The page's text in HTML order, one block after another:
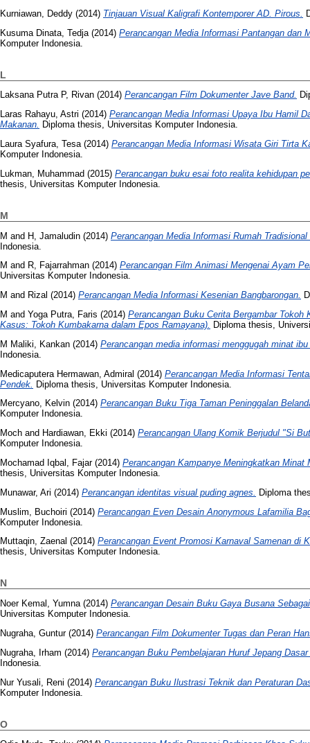
Kurniawan, Deddy (2014) Tinjauan Visual Kaligrafi Kontemporer AD. Pirous.
Kusuma Dinata, Tedja (2014) Perancangan Media Informasi Pantangan dan
Komputer Indonesia.
L
Laksana Putra P, Rivan (2014) Perancangan Film Dokumenter Jave Band.
Laras Rahayu, Astri (2014) Perancangan Media Informasi Upaya Ibu Hamil
Makanan. Diploma thesis, Universitas Komputer Indonesia.
Laura Syafura, Tesa (2014) Perancangan Media Informasi Wisata Giri Tirta
Komputer Indonesia.
Lukman, Muhammad (2015) Perancangan buku esai foto realita kehidupan
thesis, Universitas Komputer Indonesia.
M
M and H, Jamaludin (2014) Perancangan Media Informasi Rumah
Indonesia.
M and R, Fajarrahman (2014) Perancangan Film Animasi Mengenai Ayam
Universitas Komputer Indonesia.
M and Rizal (2014) Perancangan Media Informasi Kesenian Bangbarongan.
M and Yoga Putra, Faris (2014) Perancangan Buku Cerita Bergambar
Kasus: Tokoh Kumbakarna dalam Epos Ramayana).
Diploma thesis,
M Maliki, Kankan (2014) Perancangan media informasi menggugah minat
Indonesia.
Medicaputera Hermawan, Admiral (2014) Perancangan Media Informasi
Pendek. Diploma thesis, Universitas Komputer Indonesia.
Mercyano, Kelvin (2014) Perancangan Buku Tiga Taman Peninggalan
Komputer Indonesia.
Moch and Hardiawan, Ekki (2014) Perancangan Ulang Komik Berjudul "Si
Komputer Indonesia.
Mochamad Iqbal, Fajar(2014) Perancangan Kampanye Meningkatkan
thesis, Universitas Komputer Indonesia.
Munawar, Ari (2014) Perancangan identitas visual puding agnes.
Diploma
Muslim, Buchoiri (2014) Perancangan Even Desain Anonymous Lafamilia
Komputer Indonesia.
Muttaqin, Zaenal (2014) Perancangan Event Promosi Karnaval Samenan di
thesis, Universitas Komputer Indonesia.
N
Noer Kemal, Yumna(2014) Perancangan Desain Buku Gaya Busana
Universitas Komputer Indonesia.
Nugraha, Guntur(2014) Perancangan Film Dokumenter Tugas dan Peran
Nugraha, Irham (2014) Perancangan Buku Pembelajaran Huruf Jepang
Indonesia.
Nur Yusali, Reni (2014) Perancangan Buku Ilustrasi Teknik dan Peraturan
Komputer Indonesia.
O